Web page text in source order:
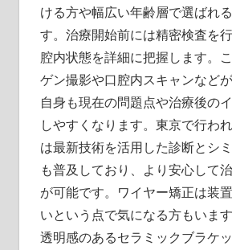
ける方や幅広い年齢層で選ばれ
す。治療開始前には精密検査を
腔内状態を詳細に把握します。
ゲン撮影や口腔内スキャンなど
自身も現在の問題点や治療後の
しやすくなります。東京で行わ
は最新技術を活用した診断とシ
も普及しており、より安心して
が可能です。ワイヤー矯正は装
いという点で気になる方もいま
透明感のあるセラミックブラケ